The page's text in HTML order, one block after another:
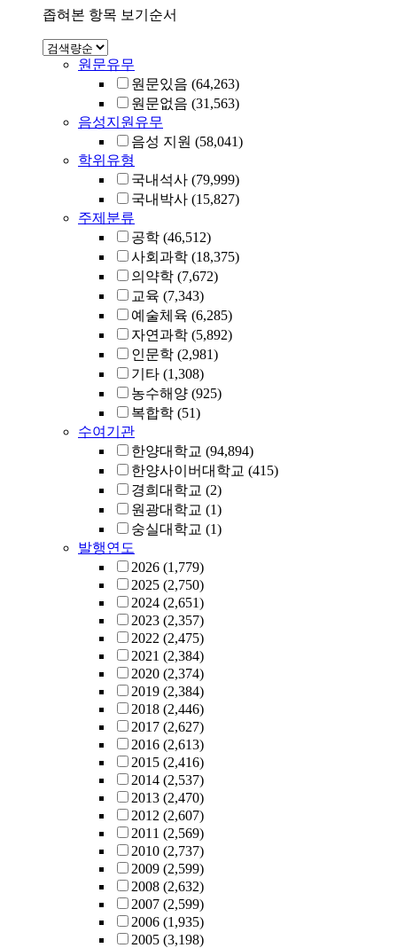
좁혀본 항목 보기순서
원문유무
원문있음 (64,263)
원문없음 (31,563)
음성지원유무
음성 지원 (58,041)
학위유형
국내석사 (79,999)
국내박사 (15,827)
주제분류
공학 (46,512)
사회과학 (18,375)
의약학 (7,672)
교육 (7,343)
예술체육 (6,285)
자연과학 (5,892)
인문학 (2,981)
기타 (1,308)
농수해양 (925)
복합학 (51)
수여기관
한양대학교 (94,894)
한양사이버대학교 (415)
경희대학교 (2)
원광대학교 (1)
숭실대학교 (1)
발행연도
2026 (1,779)
2025 (2,750)
2024 (2,651)
2023 (2,357)
2022 (2,475)
2021 (2,384)
2020 (2,374)
2019 (2,384)
2018 (2,446)
2017 (2,627)
2016 (2,613)
2015 (2,416)
2014 (2,537)
2013 (2,470)
2012 (2,607)
2011 (2,569)
2010 (2,737)
2009 (2,599)
2008 (2,632)
2007 (2,599)
2006 (1,935)
2005 (3,198)